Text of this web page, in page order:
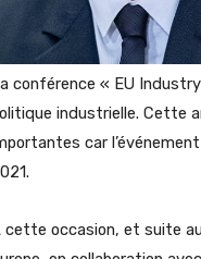
conférence « EU
industrielle. Cette
car
cette occasion, et suite